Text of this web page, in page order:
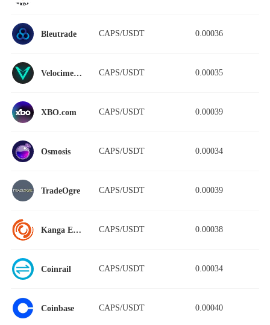
Bleutrade CAPS/USDT 0.00036
Velocimeter CAPS/USDT 0.00035
XBO.com CAPS/USDT 0.00039
Osmosis CAPS/USDT 0.00034
TradeOgre CAPS/USDT 0.00039
Kanga Exchange CAPS/USDT 0.00038
Coinrail CAPS/USDT 0.00034
Coinbase CAPS/USDT 0.00040